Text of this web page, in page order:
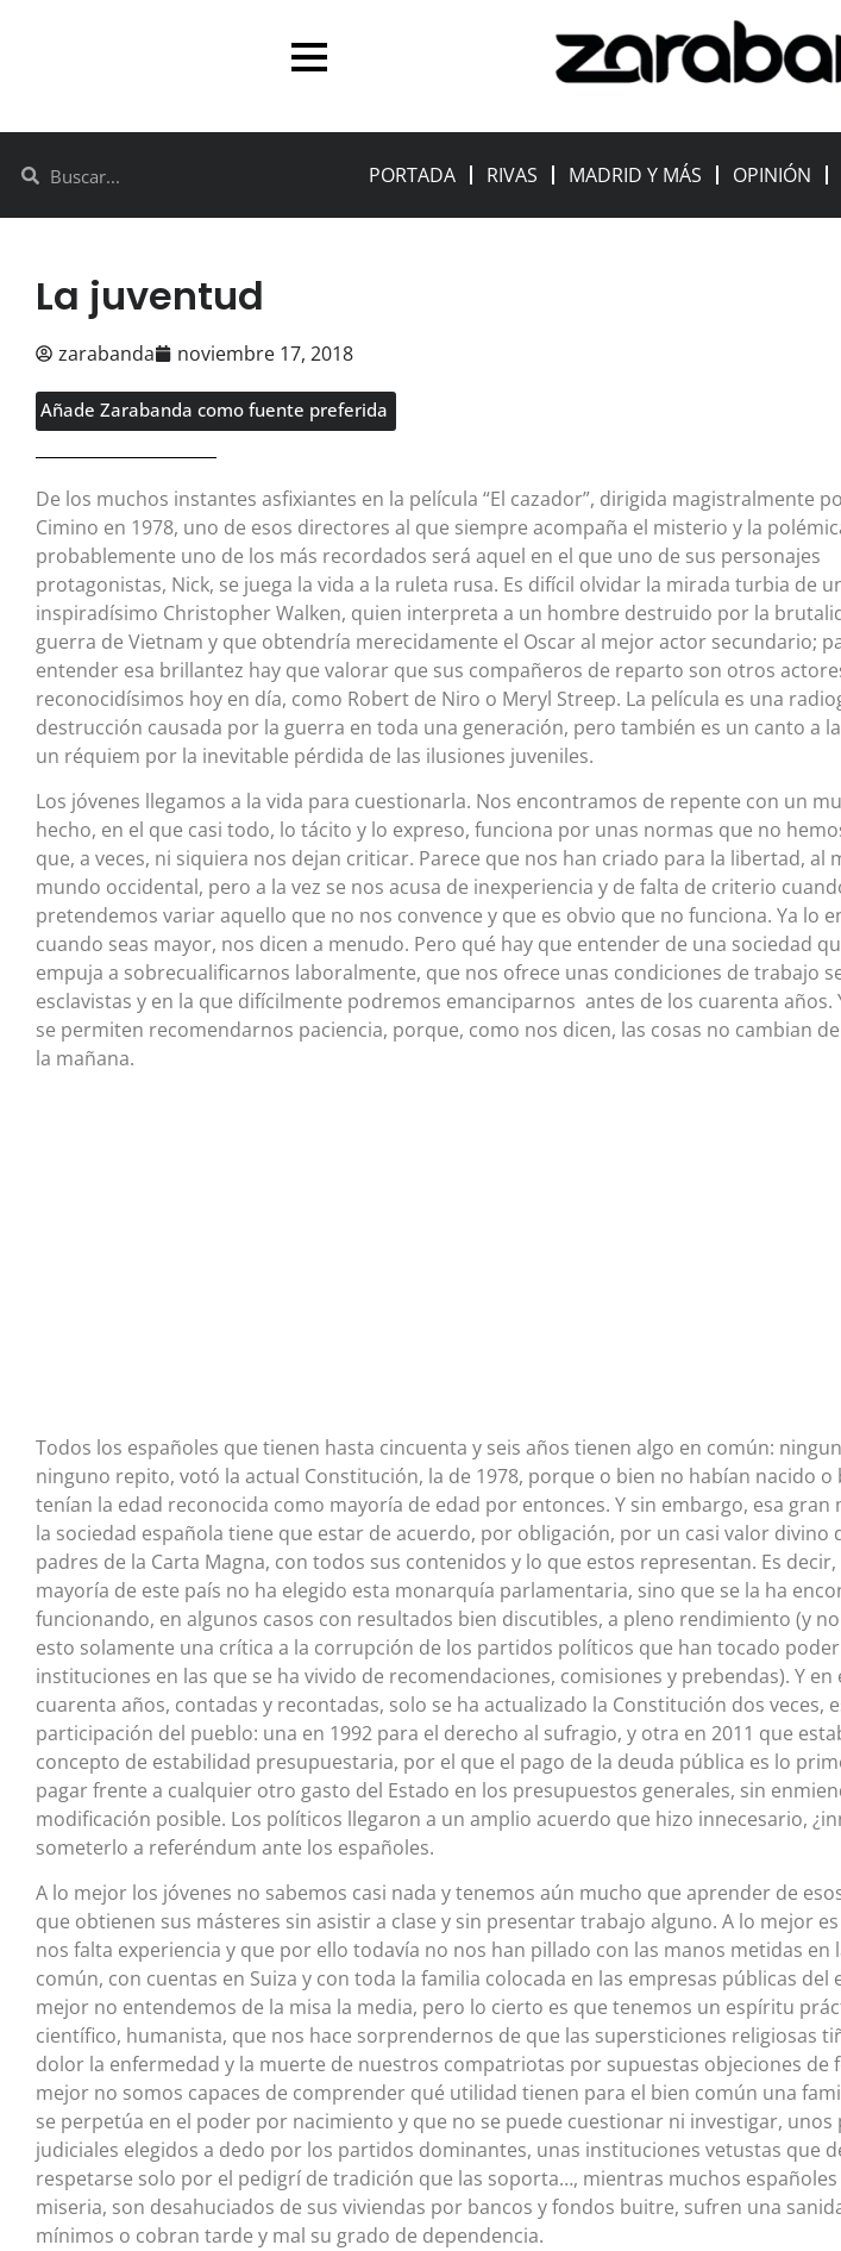
PORTADA RIVAS MADRID Y MÁS OPINIÓN
La juventud
zarabanda noviembre 17, 2018
Añade Zarabanda como fuente preferida
De los muchos instantes asfixiantes en la película “El cazador”, dirigida magistralmente
Cimino en 1978, uno de esos directores al que siempre acompaña el misterio y la
probablemente uno de los más recordados será aquel en el que uno de sus personajes
protagonistas, Nick, se juega la vida a la ruleta rusa. Es difícil olvidar la mirada turbia de
inspiradísimo Christopher Walken, quien interpreta a un hombre destruido por la
guerra de Vietnam y que obtendría merecidamente el Oscar al mejor actor secundario;
entender esa brillantez hay que valorar que sus compañeros de reparto son otros
reconocidísimos hoy en día, como Robert de Niro o Meryl Streep. La película es una
destrucción causada por la guerra en toda una generación, pero también es un canto a
un réquiem por la inevitable pérdida de las ilusiones juveniles.
Los jóvenes llegamos a la vida para cuestionarla. Nos encontramos de repente con un
hecho, en el que casi todo, lo tácito y lo expreso, funciona por unas normas que no
que, a veces, ni siquiera nos dejan criticar. Parece que nos han criado para la libertad, al
mundo occidental, pero a la vez se nos acusa de inexperiencia y de falta de criterio
pretendemos variar aquello que no nos convence y que es obvio que no funciona. Ya lo
cuando seas mayor, nos dicen a menudo. Pero qué hay que entender de una sociedad
empuja a sobrecualificarnos laboralmente, que nos ofrece unas condiciones de trabajo
esclavistas y en la que difícilmente podremos emanciparnos antes de los cuarenta años.
se permiten recomendarnos paciencia, porque, como nos dicen, las cosas no cambian
la mañana.
Todos los españoles que tienen hasta cincuenta y seis años tienen algo en común:
ninguno repito, votó la actual Constitución, la de 1978, porque o bien no habían nacido o
tenían la edad reconocida como mayoría de edad por entonces. Y sin embargo, esa gran
la sociedad española tiene que estar de acuerdo, por obligación, por un casi valor divino
padres de la Carta Magna, con todos sus contenidos y lo que estos representan. Es decir,
mayoría de este país no ha elegido esta monarquía parlamentaria, sino que se la ha
funcionando, en algunos casos con resultados bien discutibles, a pleno rendimiento (y no
esto solamente una crítica a la corrupción de los partidos políticos que han tocado poder
instituciones en las que se ha vivido de recomendaciones, comisiones y prebendas). Y en
cuarenta años, contadas y recontadas, solo se ha actualizado la Constitución dos veces,
participación del pueblo: una en 1992 para el derecho al sufragio, y otra en 2011 que
concepto de estabilidad presupuestaria, por el que el pago de la deuda pública es lo
pagar frente a cualquier otro gasto del Estado en los presupuestos generales, sin
modificación posible. Los políticos llegaron a un amplio acuerdo que hizo innecesario,
someterlo a referéndum ante los españoles.
A lo mejor los jóvenes no sabemos casi nada y tenemos aún mucho que aprender de
que obtienen sus másteres sin asistir a clase y sin presentar trabajo alguno. A lo mejor
nos falta experiencia y que por ello todavía no nos han pillado con las manos metidas en
común, con cuentas en Suiza y con toda la familia colocada en las empresas públicas del
mejor no entendemos de la misa la media, pero lo cierto es que tenemos un espíritu
científico, humanista, que nos hace sorprendernos de que las supersticiones religiosas
dolor la enfermedad y la muerte de nuestros compatriotas por supuestas objeciones de
mejor no somos capaces de comprender qué utilidad tienen para el bien común una
se perpetúa en el poder por nacimiento y que no se puede cuestionar ni investigar, unos
judiciales elegidos a dedo por los partidos dominantes, unas instituciones vetustas que
respetarse solo por el pedigrí de tradición que las soporta…, mientras muchos españoles
miseria, son desahuciados de sus viviendas por bancos y fondos buitre, sufren una
mínimos o cobran tarde y mal su grado de dependencia.